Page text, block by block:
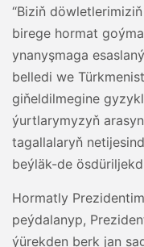
“Biziň
birege hormat
ynanyşmaga
belledi we
giňeldilmegine
ýurtlarymyzyň
tagallalaryň
beýläk-de
Hormatly
peýdalanyp,
ýürekden berk jan